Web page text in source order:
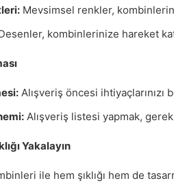
Mevsimsel renkler,
kombinlerinize hareket
Alışveriş öncesi
Alışveriş listesi yapmak,
Yakalayın
ile hem şıklığı hem de